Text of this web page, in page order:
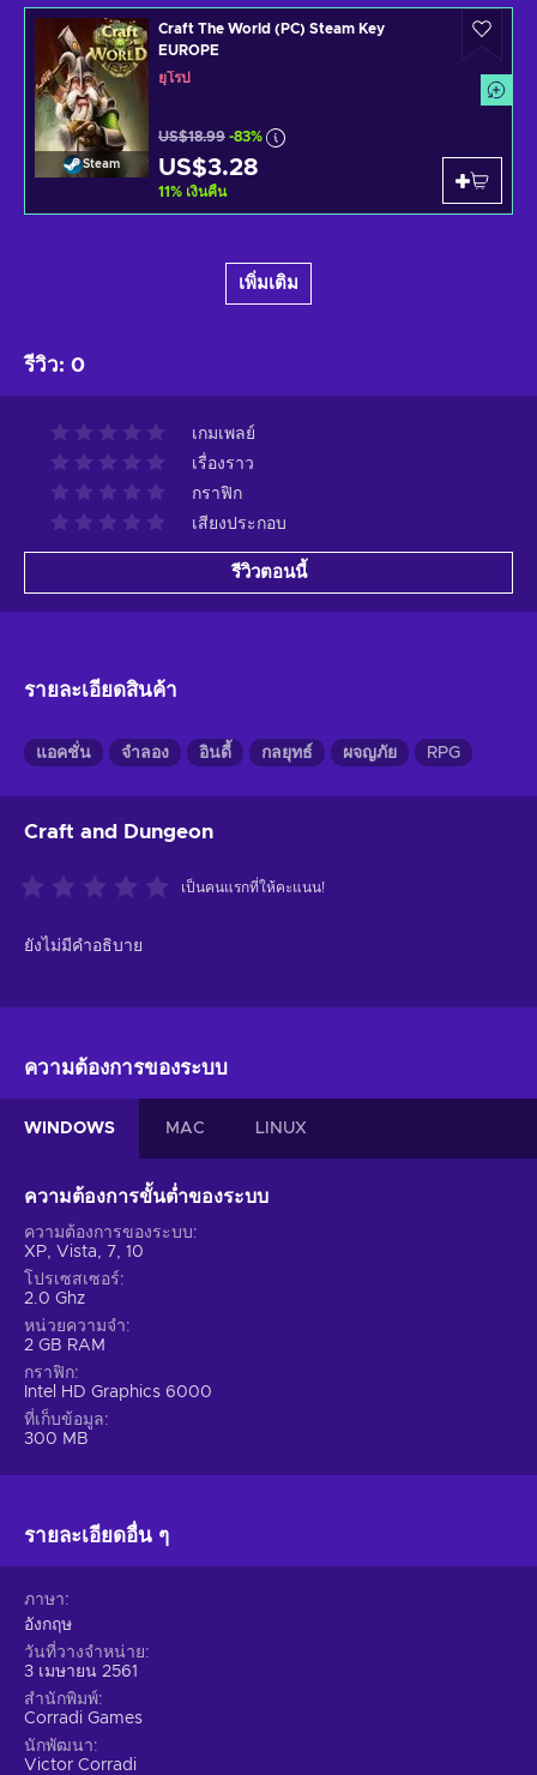
Steam
Craft The World (PC) Steam Key
EUROPE
ยุโรป
US$18.99 -83%
US$3.28
11% เงินคืน
เพิ่มเติม
รีวิว: 0
เกมเพลย์
เรื่องราว
กราฟิก
เสียงประกอบ
รีวิวตอนนี้
รายละเอียดสินค้า
แอคชั่น จำลอง อินดี้ กลยุทธ์ ผจญภัย RPG
Craft and Dungeon
เป็นคนแรกที่ให้คะแนน!
ยังไม่มีคำอธิบาย
ความต้องการของระบบ
WINDOWS MAC LINUX
ความต้องการขั้นต่ำของระบบ
ความต้องการของระบบ
XP, Vista, 7, 10
โปรเซสเซอร์
2.0 Ghz
หน่วยความจำ
2 GB RAM
กราฟิก
Intel HD Graphics 6000
ที่เก็บข้อมูล
300 MB
รายละเอียดอื่น ๆ
ภาษา
อังกฤษ
วันที่วางจำหน่าย
3 เมษายน 2561
สำนักพิมพ์
Corradi Games
นักพัฒนา
Victor Corradi